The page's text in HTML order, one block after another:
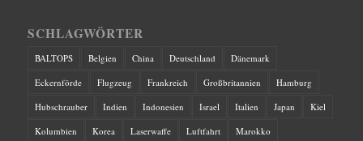
SCHLAGWÖRTER
BALTOPS Belgien China Deutschland
Dänemark
Eckernförde
Flugzeug Frankreich Großbritannien
Hamburg
Hubschrauber
Indien Indonesien Israel Italien Japan
Kiel
Kolumbien
Korea Laserwaffe Luftfahrt Marokko